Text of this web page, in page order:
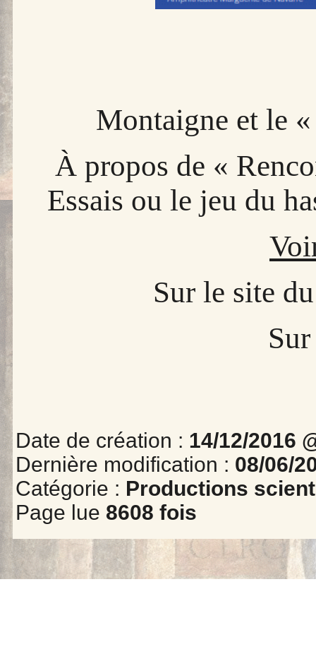
Montaigne et le
À propos de «
Essais ou le jeu du
Sur le site
Date de création : 14/12/2016
Dernière modification : 08/06/
Catégorie : Productions
Page lue 8608 fois